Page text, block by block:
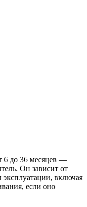
6 до 36 месяцев —
Он зависит от
эксплуатации, включая
если оно